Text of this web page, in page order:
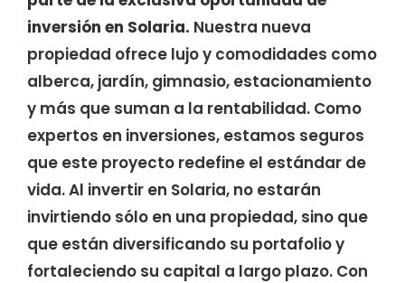
inversión en Solaria. Nuestra nueva
propiedad ofrece lujo y comodidades como
alberca, jardín, gimnasio, estacionamiento
y más que suman a la rentabilidad. Como
expertos en inversiones, estamos seguros
que este proyecto redefine el estándar de
vida. Al invertir en Solaria, no estarán
invirtiendo sólo en una propiedad, sino que
que están diversificando su portafolio y
fortaleciendo su capital a largo plazo. Con